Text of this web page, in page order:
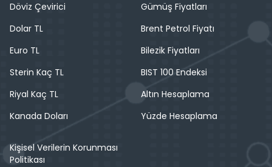
Döviz Çevirici
Dolar TL
Euro TL
Sterin Kaç TL
Riyal Kaç TL
Kanada Doları
Gümüş Fiyatları
Brent Petrol Fiyatı
Bilezik Fiyatları
BIST 100 Endeksi
Altın Hesaplama
Yüzde Hesaplama
Kişisel Verilerin Korunması
Politikası